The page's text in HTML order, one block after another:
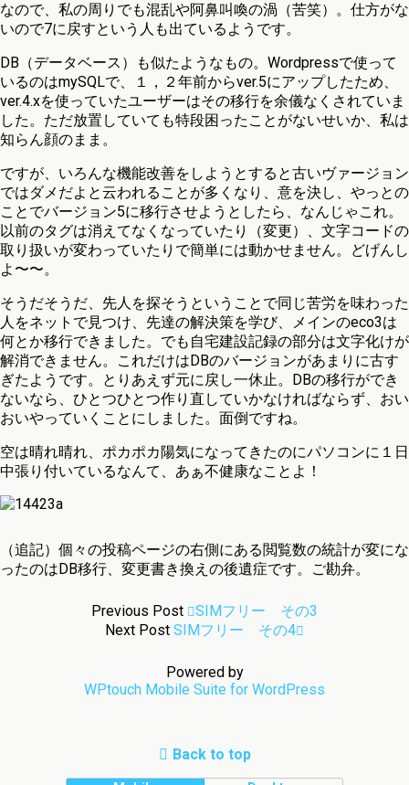
なので、私の周りでも混乱や阿鼻叫喚の渦（苦笑）。仕方がな
いので7に戻すという人も出ているようです。
DB（データベース）も似たようなもの。Wordpressで使って
いるのはmySQLで、１，２年前からver.5にアップしたため、
ver.4.xを使っていたユーザーはその移行を余儀なくされていま
した。ただ放置していても特段困ったことがないせいか、私は
知らん顔のまま。
ですが、いろんな機能改善をしようとすると古いヴァージョン
ではダメだよと云われることが多くなり、意を決し、やっとの
ことでバージョン5に移行させようとしたら、なんじゃこれ。
以前のタグは消えてなくなっていたり（変更）、文字コードの
取り扱いが変わっていたりで簡単には動かせません。どげんし
よ〜〜。
そうだそうだ、先人を探そうということで同じ苦労を味わった
人をネットで見つけ、先達の解決策を学び、メインのeco3は
何とか移行できました。でも自宅建設記録の部分は文字化けが
解消できません。これだけはDBのバージョンがあまりに古す
ぎたようです。とりあえず元に戻し一休止。DBの移行ができ
ないなら、ひとつひとつ作り直していかなければならず、おい
おいやっていくことにしました。面倒ですね。
空は晴れ晴れ、ポカポカ陽気になってきたのにパソコンに１日
中張り付いているなんて、あぁ不健康なことよ！
（追記）個々の投稿ページの右側にある閲覧数の統計が変にな
ったのはDB移行、変更書き換えの後遺症です。ご勘弁。
Previous Post
SIMフリー その3
Next Post SIMフリー その4
Powered by
WPtouch Mobile Suite for WordPress
Back to top